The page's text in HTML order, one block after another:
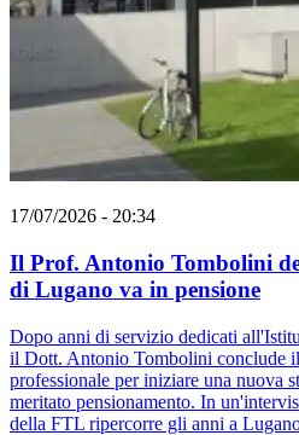
17/07/2026 - 20:34
Il Prof. Antonio Tombolini
di Lugano va in pensione
Dopo anni di servizio dedicati
il Dott. Antonio Tombolini conclude
professionale per iniziare una nuova
meritato pensionamento. In
della FTL ripercorre gli anni a